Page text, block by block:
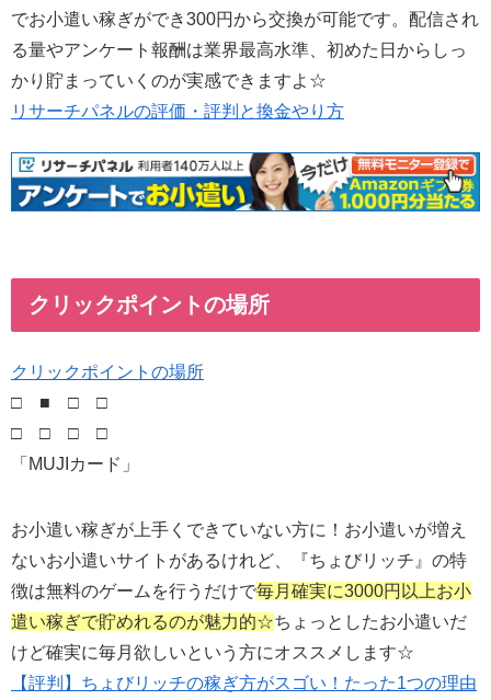
でお小遣い稼ぎができ300円から交換が可能です。配信され
る量やアンケート報酬は業界最高水準、初めた日からしっ
かり貯まっていくのが実感できますよ☆
リサーチパネルの評価・評判と換金やり方
クリックポイントの場所
クリックポイントの場所
□ ■ □ □
□ □ □ □
「MUJIカード」
お小遣い稼ぎが上手くできていない方に！お小遣いが増え
ないお小遣いサイトがあるけれど、『ちょびリッチ』の特
徴は無料のゲームを行うだけで毎月確実に3000円以上お小
遣い稼ぎで貯めれるのが魅力的☆ちょっとしたお小遣いだ
けど確実に毎月欲しいという方にオススメします☆
【評判】ちょびリッチの稼ぎ方がスゴい！たった1つの理由